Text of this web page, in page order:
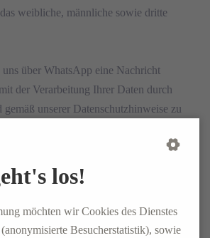
weibliche, männliche sowie dritte
über WhatsApp eine Nachricht
der Verarbeitung Ihrer Daten durch
unserer Datenschutzhinweise zu
Ihre Einwilligung zur Verarbeitung und
Daten können Sie
von Gründen mit Wirkung für die
logistics.com widerrufen.
los!
möchten wir Cookies des Dienstes
Besucherstatistik), sowie